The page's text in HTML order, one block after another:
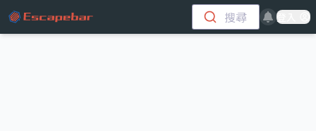
跳至主要內容
搜尋 登入